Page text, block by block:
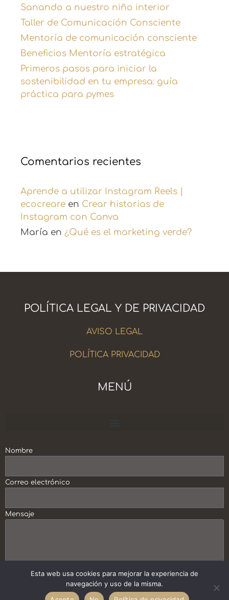
Sanando a nuestro niño interior
Taller de Comunicación Consciente
Mentoría de comunicación consciente
Beneficios Mentoría estratégica
Primeros pasos para iniciar la
sostenibilidad en tu empresa: guía
práctica para pymes
Comentarios recientes
Aprende a utilizar Instagram Reels |
ecocreare en Crear historias de
Instagram con Canva
María en ¿Qué es el marketing verde?
POLÍTICA LEGAL Y DE PRIVACIDAD
AVISO LEGAL
POLÍTICA PRIVACIDAD
MENÚ
Nombre
Correo electrónico
Mensaje
Enviar
Esta web usa cookies para mejorar la experiencia de
navegación y uso de la misma.